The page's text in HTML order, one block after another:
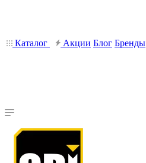
Каталог Акции Блог Бренды